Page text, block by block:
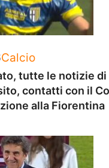
Categorie
Calcio
tutte le notizie
contatti con il
alla Fiorentina